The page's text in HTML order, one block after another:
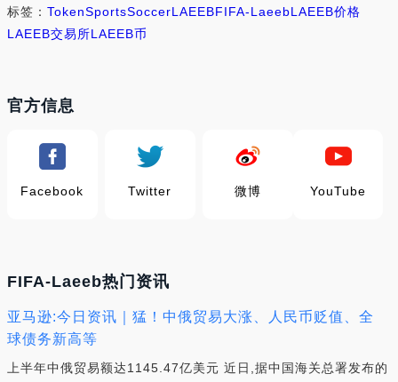
标签： TokenSportsSoccerLAEEBFIFA-LaeebLAEEB价格
LAEEB交易所LAEEB币
官方信息
Facebook Twitter 微博 YouTube
FIFA-Laeeb热门资讯
亚马逊:今日资讯｜猛！中俄贸易大涨、人民币贬值、全
球债务新高等
上半年中俄贸易额达1145.47亿美元 近日,据中国海关总署发布的